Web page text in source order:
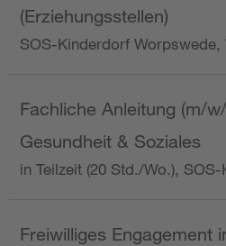
(Erziehungsstellen)
SOS-Kinderdorf Worpswede,
Fachliche Anleitung (m/
Gesundheit & Soziales
in Teilzeit (20 Std./Wo.),
Freiwilliges Engagement